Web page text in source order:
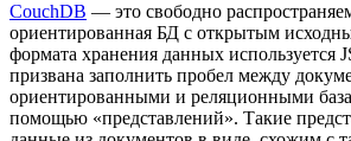
CouchDB — это свободно
ориентированная БД с открытым
формата хранения данных используется
призвана заполнить пробел между
ориентированными и реляционными
помощью «представлений». Такие